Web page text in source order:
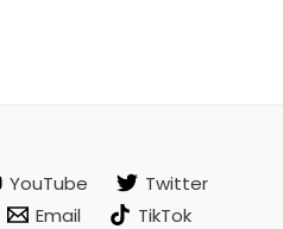
YouTube
Twitter
Email TikTok